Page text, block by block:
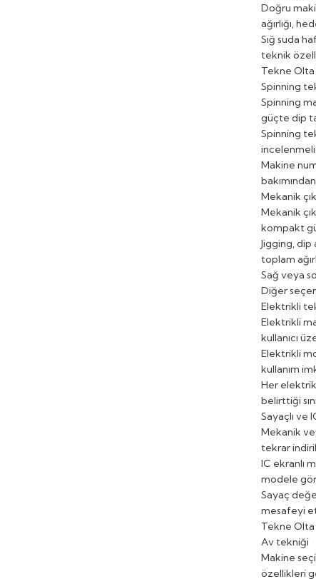
Doğru
ağırlığı,
Sığ suda
teknik
Tekne
Spinning
Spinning
güçte dip
Spinning
Makine
Mekanik
Mekanik
kompakt
Jigging,
toplam
Sağ veya
Diğer
Elektrikli
Elektrikli
kullanıcı
Elektrikli
kullanım
Her
belirttiği
Sayaçlı ve
Mekanik
tekrar
IC ekranlı
modele
Sayaç
mesafeyi
Tekne
Av tekniği
Makine
özellikleri